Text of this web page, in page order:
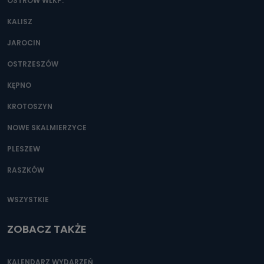
Można to zrobić pod numerem telefonu 62 735-51-05 lub
e-mailowo pod adresem: poczta@tvproart.pl
KALISZ
JAROCIN
OSTRZESZÓW
KĘPNO
KROTOSZYN
NOWE SKALMIERZYCE
PLESZEW
RASZKÓW
WSZYSTKIE
ZOBACZ TAKŻE
KALENDARZ WYDARZEŃ